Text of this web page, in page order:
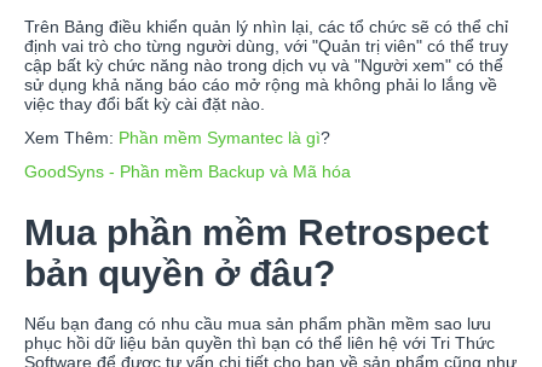
Trên Bảng điều khiển quản lý nhìn lại, các tổ chức sẽ có thể chỉ
định vai trò cho từng người dùng, với "Quản trị viên" có thể truy
cập bất kỳ chức năng nào trong dịch vụ và "Người xem" có thể
sử dụng khả năng báo cáo mở rộng mà không phải lo lắng về
việc thay đổi bất kỳ cài đặt nào.
Xem Thêm: Phần mềm Symantec là gì?
GoodSyns - Phần mềm Backup và Mã hóa
Mua phần mềm Retrospect
bản quyền ở đâu?
Nếu bạn đang có nhu cầu mua sản phẩm phần mềm sao lưu
phục hồi dữ liệu bản quyền thì bạn có thể liên hệ với Tri Thức
Software để được tư vấn chi tiết cho bạn về sản phẩm cũng như